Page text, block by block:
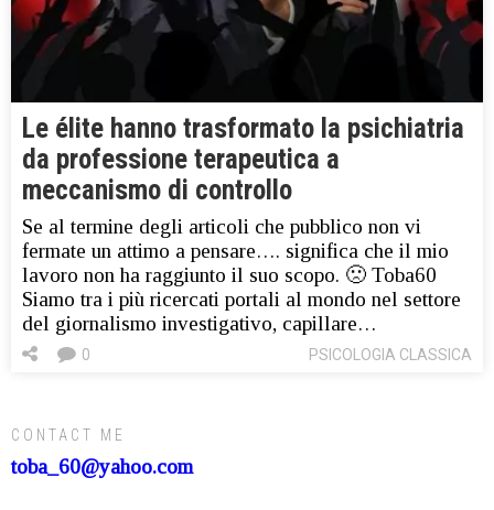
Le élite hanno trasformato la psichiatria
da professione terapeutica a
meccanismo di controllo
Se al termine degli articoli che pubblico non vi
fermate un attimo a pensare…. significa che il mio
lavoro non ha raggiunto il suo scopo. 🙁 Toba60
Siamo tra i più ricercati portali al mondo nel settore
del giornalismo investigativo, capillare…
PSICOLOGIA CLASSICA
0
CONTACT ME
toba_60@yahoo.com